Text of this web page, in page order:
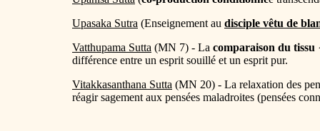
Upasaka Sutra (Enseignement au disciple vêtu de
Vatthupama Sutta (MN 7) - La comparaison du tissu
différence entre un esprit souillé et un esprit pur.
Vitakkasanthana Sutta (MN 20) - La relaxation des
réagir sagement aux pensées maladroites (pensées